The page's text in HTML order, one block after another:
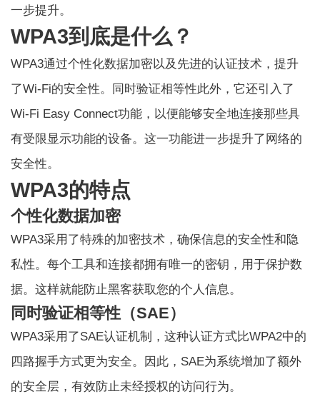
一步提升。
WPA3到底是什么？
WPA3通过个性化数据加密以及先进的认证技术，提升
了Wi-Fi的安全性。 同时验证相等性此外，它还引入了
Wi-Fi Easy Connect功能，以便能够安全地连接那些具
有受限显示功能的设备。这一功能进一步提升了网络的
安全性。
WPA3的特点
个性化数据加密
WPA3采用了特殊的加密技术，确保信息的安全性和隐
私性。每个工具和连接都拥有唯一的密钥，用于保护数
据。这样就能防止黑客获取您的个人信息。
同时验证相等性（SAE）
WPA3采用了SAE认证机制，这种认证方式比WPA2中的
四路握手方式更为安全。因此，SAE为系统增加了额外
的安全层，有效防止未经授权的访问行为。